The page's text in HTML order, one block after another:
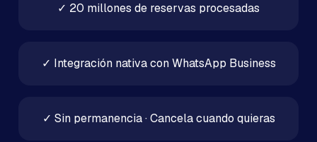
✓ 20 millones de reservas procesadas
✓ Integración nativa con WhatsApp Business
✓ Sin permanencia · Cancela cuando quieras